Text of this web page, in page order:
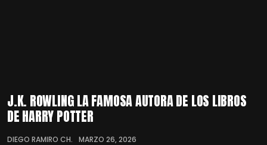
J.K. ROWLING LA FAMOSA AUTORA DE LOS LIBROS
DE HARRY POTTER
DIEGO RAMIRO CH. MARZO 26, 2026